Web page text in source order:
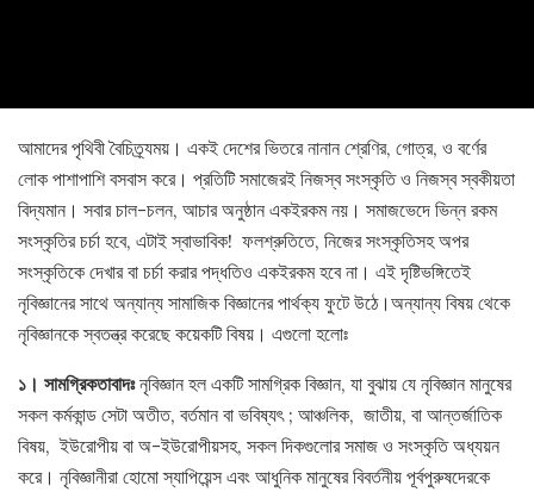
আমাদের পৃথিবী বৈচিত্র্যময়। একই দেশের ভিতরে নানান শ্রেণির, গোত্র, ও বর্ণের
লোক পাশাপাশি বসবাস করে। প্রতিটি সমাজেরই নিজস্ব সংস্কৃতি ও নিজস্ব স্বকীয়তা
বিদ্যমান। সবার চাল-চলন, আচার অনুষ্ঠান একইরকম নয়। সমাজভেদে ভিন্ন রকম
সংস্কৃতির চর্চা হবে, এটাই স্বাভাবিক! ফলশ্রুতিতে, নিজের সংস্কৃতিসহ অপর
সংস্কৃতিকে দেখার বা চর্চা করার পদ্ধতিও একইরকম হবে না। এই দৃষ্টিভঙ্গিতেই
নৃবিজ্ঞানের সাথে অন্যান্য সামাজিক বিজ্ঞানের পার্থক্য ফুটে উঠে।অন্যান্য বিষয় থেকে
নৃবিজ্ঞানকে স্বতন্ত্র করেছে কয়েকটি বিষয়। এগুলো হলোঃ
১। সামগ্রিকতাবাদঃনৃবিজ্ঞান হল একটি সামগ্রিক বিজ্ঞান, যা বুঝায় যে নৃবিজ্ঞান মানুষের
সকল কর্মকান্ড সেটা অতীত, বর্তমান বা ভবিষ্যৎ ; আঞ্চলিক, জাতীয়, বা আন্তর্জাতিক
বিষয়, ইউরোপীয় বা অ-ইউরোপীয়সহ, সকল দিকগুলোর সমাজ ও সংস্কৃতি অধ্যয়ন
করে। নৃবিজ্ঞানীরা হোমো স্যাপিয়েন্স এবং আধুনিক মানুষের বিবর্তনীয় পূর্বপুরুষদেরকে